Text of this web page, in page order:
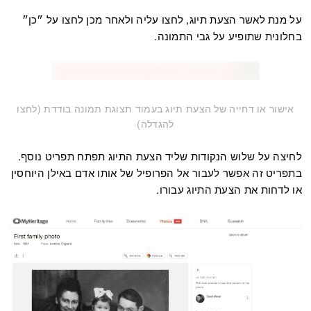
על מנת לאשר הצעת תיוג, לחצו עליה ולאחר מכן לחצו על ״כן״
בחלונית שתופיע על גבי התמונה.
אישור או דחייה של הצעת תיוג בעמוד תצוגת תמונה בודדת (לחצו
להגדלה)
לחיצה על שלוש הנקודות שליד הצעת התיוג תפתח תפריט נוסף.
בתפריט זה אפשר לעבור אל הפרופיל של אותו אדם באילן היוחסין
או לדחות את הצעת התיוג עבורו.